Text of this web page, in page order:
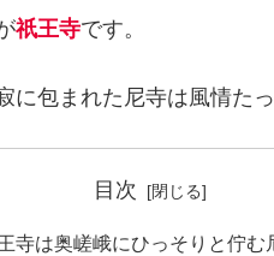
祇王寺です。
包まれた尼寺は風情た
目次
寺は奥嵯峨にひっそりと佇む